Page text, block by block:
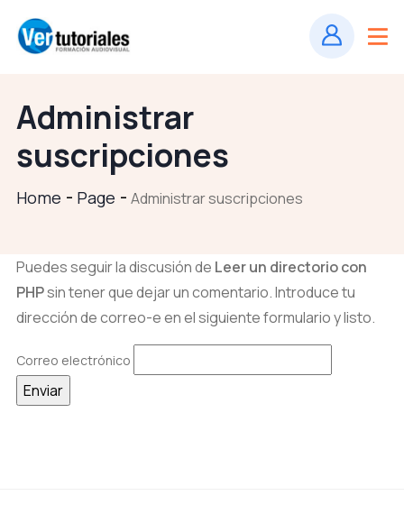
Administrar
suscripciones
Home Page Administrar suscripciones
Puedes seguir la discusión de Leer un directorio con
PHPsin tener que dejar un comentario. Introduce tu
dirección de correo-e en el siguiente formulario y listo.
Correo electrónico